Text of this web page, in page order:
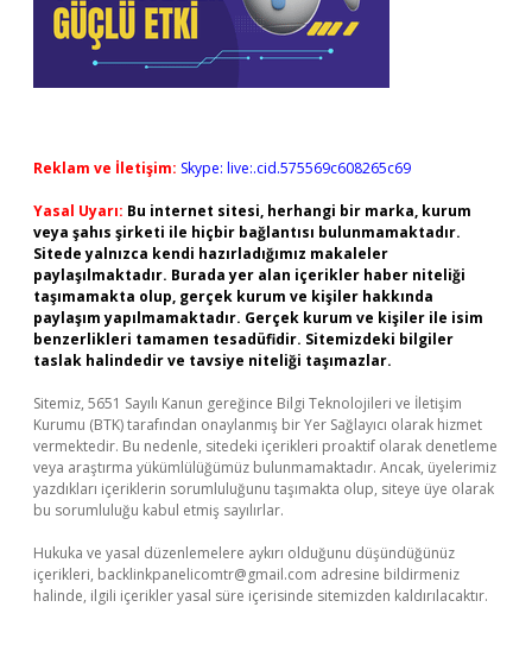
Reklam ve İletişim: Skype: live:.cid.575569c608265c69
Yasal Uyarı: Bu internet sitesi, herhangi bir marka, kurum
veya şahıs şirketi ile hiçbir bağlantısı bulunmamaktadır.
Sitede yalnızca kendi hazırladığımız makaleler
paylaşılmaktadır. Burada yer alan içerikler haber niteliği
taşımamakta olup, gerçek kurum ve kişiler hakkında
paylaşım yapılmamaktadır. Gerçek kurum ve kişiler ile isim
benzerlikleri tamamen tesadüfidir. Sitemizdeki bilgiler
taslak halindedir ve tavsiye niteliği taşımazlar.
Sitemiz, 5651 Sayılı Kanun gereğince Bilgi Teknolojileri ve İletişim
Kurumu (BTK) tarafından onaylanmış bir Yer Sağlayıcı olarak hizmet
vermektedir. Bu nedenle, sitedeki içerikleri proaktif olarak denetleme
veya araştırma yükümlülüğümüz bulunmamaktadır. Ancak, üyelerimiz
yazdıkları içeriklerin sorumluluğunu taşımakta olup, siteye üye olarak
bu sorumluluğu kabul etmiş sayılırlar.
Hukuka ve yasal düzenlemelere aykırı olduğunu düşündüğünüz
içerikleri, backlinkpanelicomtr@gmail.com adresine bildirmeniz
halinde, ilgili içerikler yasal süre içerisinde sitemizden kaldırılacaktır.